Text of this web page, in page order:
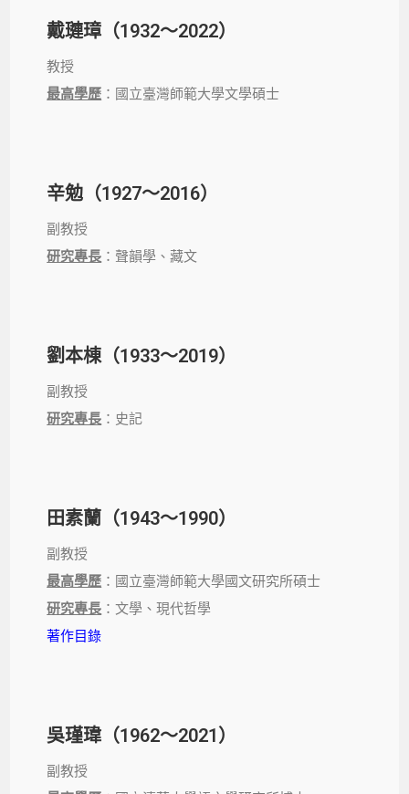
戴璉璋（1932～2022）
教授
最高學歷 ：國立臺灣師範大學文學碩士
辛勉（1927～2016）
副教授
研究專長 ：聲韻學、藏文
劉本棟（1933～2019）
副教授
研究專長 ：史記
田素蘭（1943～1990）
副教授
最高學歷 ：國立臺灣師範大學國文研究所碩士
研究專長 ：文學、現代哲學
著作目錄
吳瑾瑋（1962～2021）
副教授